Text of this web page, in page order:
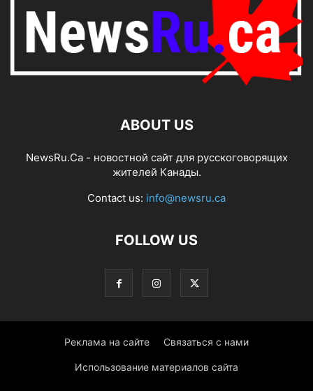
ABOUT US
NewsRu.Ca - новостной сайт для русскоговорящих
жителей Канады.
Contact us: info@newsru.ca
FOLLOW US
Реклама на сайте Связаться с нами
Использование материалов сайта